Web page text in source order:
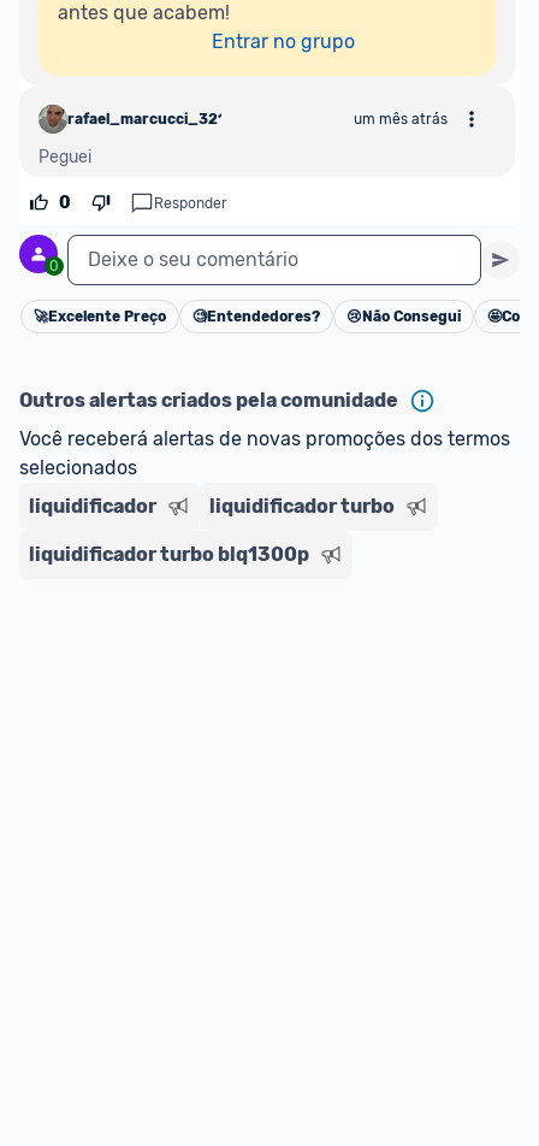
antes que acabem!
Entrar no grupo
rafael_marcucci_3214952 um mês atrás
Peguei
0 Responder
0 Deixe o seu comentário
Cancelar
🚀Excelente Preço 🧐Entendedores? 😢 Não Consegui 🤩
Outros alertas criados pela comunidade
Você receberá alertas de novas promoções dos termos
selecionados
liquidificador
liquidificador turbo
liquidificador turbo blq1300p